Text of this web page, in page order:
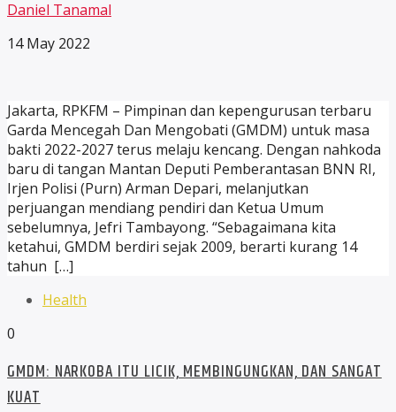
Daniel Tanamal
14 May 2022
Jakarta, RPKFM – Pimpinan dan kepengurusan terbaru
Garda Mencegah Dan Mengobati (GMDM) untuk masa
bakti 2022-2027 terus melaju kencang. Dengan nahkoda
baru di tangan Mantan Deputi Pemberantasan BNN RI,
Irjen Polisi (Purn) Arman Depari, melanjutkan
perjuangan mendiang pendiri dan Ketua Umum
sebelumnya, Jefri Tambayong. “Sebagaimana kita
ketahui, GMDM berdiri sejak 2009, berarti kurang 14
tahun […]
Health
0
GMDM: NARKOBA ITU LICIK, MEMBINGUNGKAN, DAN SANGAT
KUAT